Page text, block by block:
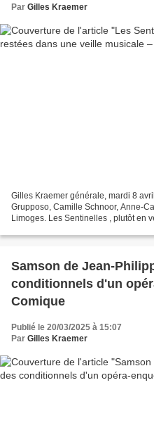
Par Gilles Kraemer
Gilles Kraemer générale, mardi 8
Grupposo, Camille Schnoor, Anne-
Limoges. Les Sentinelles , plutôt en
Samson de Jean-
conditionnels d'un
Comique
Publié le 20/03/2025 à 15:07
Par Gilles Kraemer